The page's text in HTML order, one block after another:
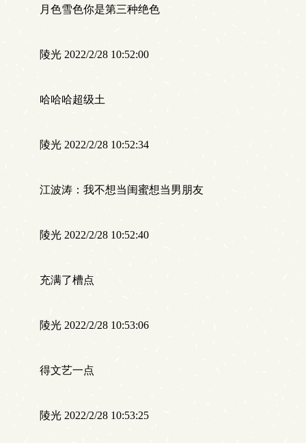
月色雪色你是第三种绝色
陵光 2022/2/28 10:52:00
哈哈哈超级土
陵光 2022/2/28 10:52:34
江波涛：我不想当闺蜜想当男朋友
陵光 2022/2/28 10:52:40
充满了槽点
陵光 2022/2/28 10:53:06
得文艺一点
陵光 2022/2/28 10:53:25